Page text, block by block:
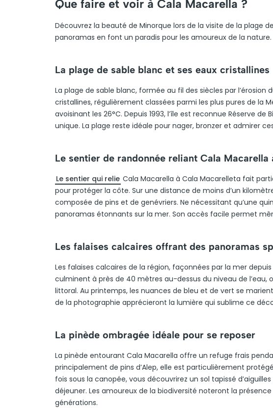
Que faire et voir à Cala Macarella ?
Découvrez la beauté de Minorque lors de la visite de la plage
panoramas en font un paradis pour les amoureux de la nature.
La plage de sable blanc et ses eaux cristallines
La plage de sable blanc, formée au fil des siècles par
cristallines, régulièrement classées parmi les plus pures de la
avoisinant les 26°C. Depuis 1993, l’île est reconnue Réserve
unique. La plage reste idéale pour nager, bronzer et admirer
Le sentier de randonnée reliant Cala Macarella
Le sentier qui relie Cala Macarella à Cala Macarelleta fait
pour protéger la côte. Sur une distance de moins d’un
composée de pins et de genévriers. Ne nécessitant qu’une
panoramas étonnants sur la mer. Son accès facile permet
Les falaises calcaires offrant des panoramas
Les falaises calcaires de la région, façonnées par la mer
culminent à près de 40 mètres au-dessus du niveau de
littoral. Au printemps, les nuances de bleu et de vert se
de la photographie apprécieront la lumière qui sublime ce
La pinède ombragée idéale pour se reposer
La pinède entourant Cala Macarella offre un refuge frais
principalement de pins d’Alep, elle est particulièrement
fois sous la canopée, vous découvrirez un sol tapissé
déjeuner. Les amoureux de la biodiversité noteront la
générations.